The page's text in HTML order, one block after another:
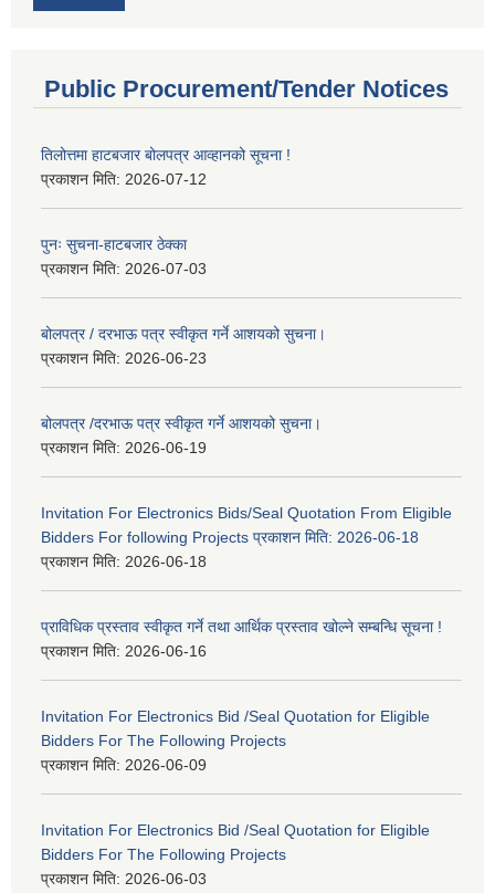
Public Procurement/Tender Notices
तिलोत्तमा हाटबजार बोलपत्र आव्हानको सूचना !
प्रकाशन मिति: 2026-07-12
पुनः सुचना-हाटबजार ठेक्का
प्रकाशन मिति: 2026-07-03
बोलपत्र / दरभाऊ पत्र स्वीकृत गर्ने आशयको सुचना।
प्रकाशन मिति: 2026-06-23
बोलपत्र /दरभाऊ पत्र स्वीकृत गर्ने आशयको सुचना।
प्रकाशन मिति: 2026-06-19
Invitation For Electronics Bids/Seal Quotation From Eligible
Bidders For following Projects प्रकाशन मिति: 2026-06-18
प्रकाशन मिति: 2026-06-18
प्राविधिक प्रस्ताव स्वीकृत गर्ने तथा आर्थिक प्रस्ताव खोल्ने सम्बन्धि सूचना !
प्रकाशन मिति: 2026-06-16
Invitation For Electronics Bid /Seal Quotation for Eligible
Bidders For The Following Projects
प्रकाशन मिति: 2026-06-09
Invitation For Electronics Bid /Seal Quotation for Eligible
Bidders For The Following Projects
प्रकाशन मिति: 2026-06-03